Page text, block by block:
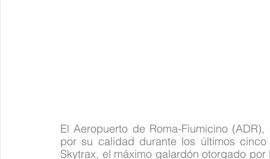
El Aeropuerto de Roma-Fiumicino
por su calidad durante los últimos
Skytrax, el máximo galardón otorgado